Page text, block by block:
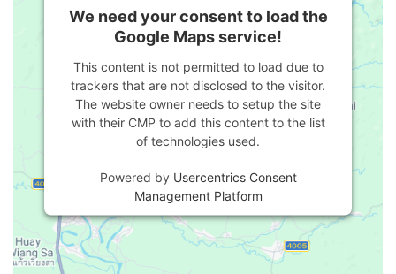
We need your consent to load the
Google Maps service!
This content is not permitted to load due to
trackers that are not disclosed to the visitor.
The website owner needs to setup the site
with their CMP to add this content to the list
of technologies used.
Powered by Usercentrics Consent
Management Platform